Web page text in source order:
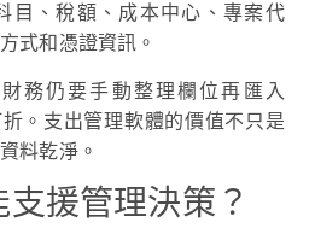
目、稅額、成本中心、專案代
式和憑證資訊。
務仍要手動整理欄位再匯入
。支出管理軟體的價值不只是
料乾淨。
援管理決策？